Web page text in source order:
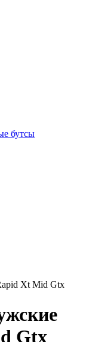
бутсы
Xt Mid Gtx
Gtx